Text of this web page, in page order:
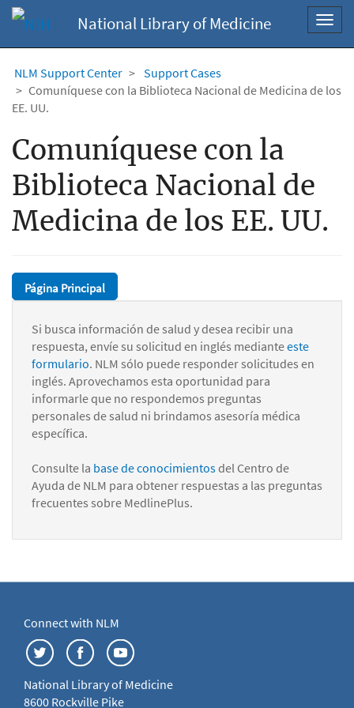
National Library of Medicine
NLM Support Center
Support Cases
Comuníquese con la Biblioteca Nacional de Medicina de los
EE. UU.
Comuníquese con la
Biblioteca Nacional de
Medicina de los EE. UU.
Página Principal
Si busca información de salud y desea recibir una
respuesta, envíe su solicitud en inglés medianteeste
formulario. NLM sólo puede responder solicitudes en
inglés. Aprovechamos esta oportunidad para
informarle que no respondemos preguntas
personales de salud ni brindamos asesoría médica
específica.
Consulte la base de conocimientosdel Centro de
Ayuda de NLM para obtener respuestas a las preguntas
frecuentes sobre MedlinePlus.
Connect with NLM
National Library of Medicine
8600 Rockville Pike